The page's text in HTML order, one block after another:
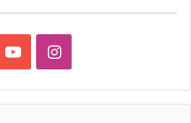
YouTubeInstagram